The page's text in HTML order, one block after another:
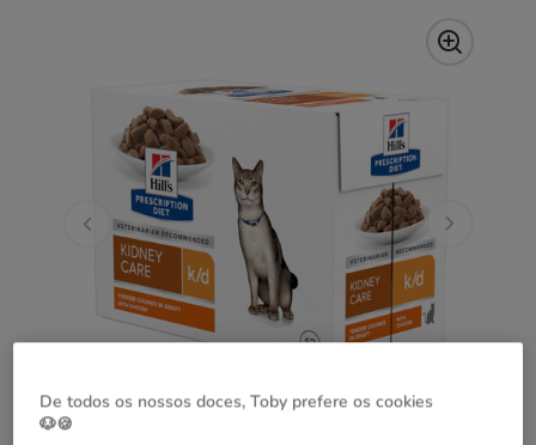
De todos os nossos doces, Toby prefere os cookies
🐶🍪